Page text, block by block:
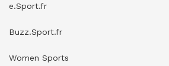
e.Sport.fr
Buzz.Sport.fr
Women Sports